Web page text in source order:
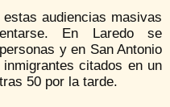
audiencias masivas
En Laredo se
y en San Antonio
citados en un
50 por la tarde.